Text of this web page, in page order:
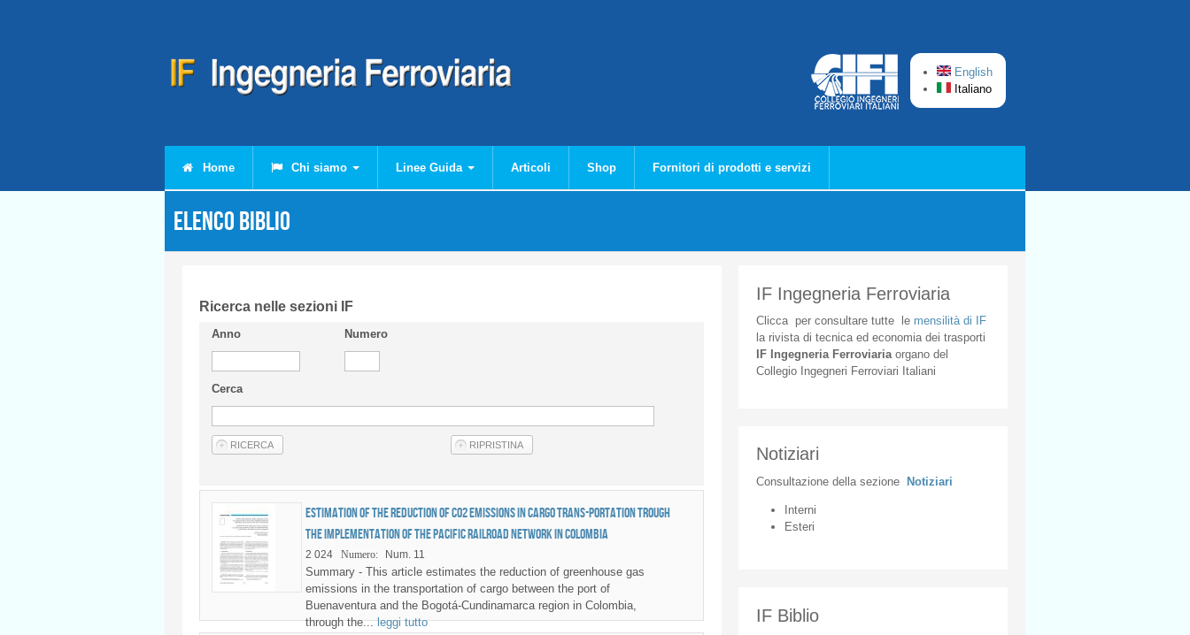
English
Italiano
Home Chi siamo Linee Guida Articoli Shop Fornitori di prodotti e servizi
Elenco Biblio
Ricerca nelle sezioni IF
Anno Numero
Cerca
Estimation of the reduction of CO2 emissions in cargo trans-portation trough
the implementation of the Pacific railroad network in Colombia
2 024 Numero: Num. 11
Summary - This article estimates the reduction of greenhouse gas
emissions in the transportation of cargo between the port of
Buenaventura and the Bogotá-Cundinamarca region in Colombia,
through the...leggi tutto
IF Ingegneria Ferroviaria
Cliccaper consultare tuttele mensilità di IF
la rivista di tecnica ed economia dei trasporti
IF Ingegneria Ferroviaria organodel
Collegio
Ingegneri Ferroviari Italiani
Notiziari
Consultazione della sezione Notiziari
Interni
Esteri
IF Biblio